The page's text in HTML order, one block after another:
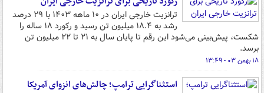
ترانزیت خارجی ایران در ۱۰ ماهه ۱۴۰۳ با ۲۹ درصد
رشد به ۱۸.۴ میلیون تن رسید و رکورد ۱۸ ساله را
شکست، پیش‌بینی می‌شود این رقم تا پایان سال به ۲۱ تا ۲۲ میلیون تن
برسد.
۱۸ بهمن ۰۳ - ۱۳:۴۹
استثناگرایی ترامپ؛ چالش‌های انزوای آمریکا